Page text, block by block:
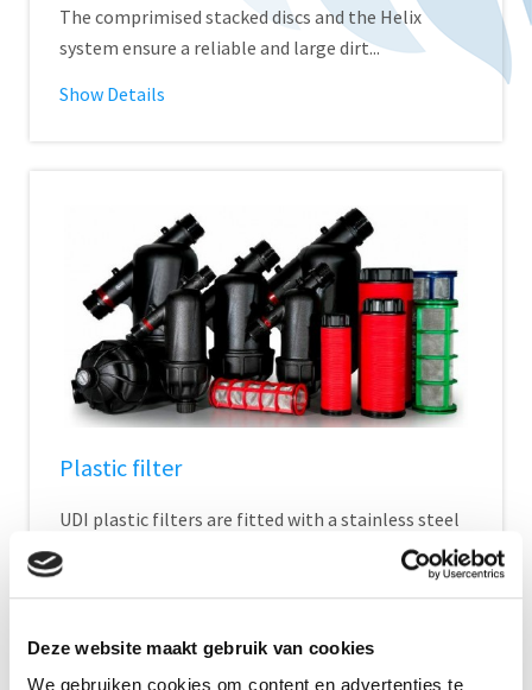
Deze website maakt gebruik van cookies
We gebruiken cookies om content en advertenties te
The comprimised stacked discs and the Helix
system ensure a reliable and large dirt...
Show Details
Plastic filter
UDI plastic filters are fitted with a stainless steel
filterscreen or an element with pastic discs made
for all kind of applications.